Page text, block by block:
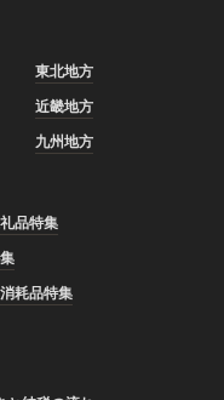
東北地方
近畿地方
九州地方
品特集
耗品特集